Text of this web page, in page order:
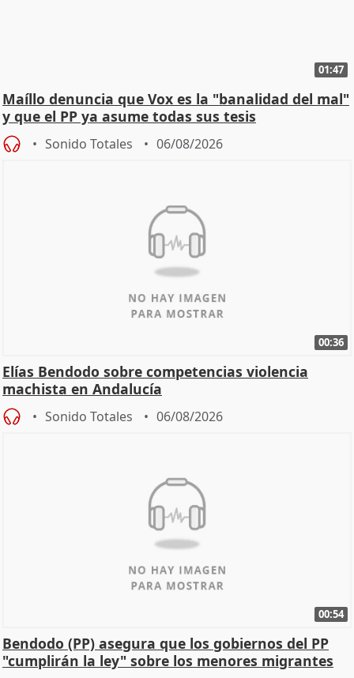
01:47
Maíllo denuncia que Vox es la "banalidad del mal"
y que el PP ya asume todas sus tesis
Sonido Totales 06/08/2026
00:36
Elías Bendodo sobre competencias violencia
machista en Andalucía
Sonido Totales 06/08/2026
00:54
Bendodo (PP) asegura que los gobiernos del PP
"cumplirán la ley" sobre los menores migrantes